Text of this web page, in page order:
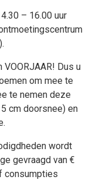
– 16.00 uur
Dus u
om mee te
te nemen deze
cm doorsnee) en
wordt
gevraagd van €
consumpties